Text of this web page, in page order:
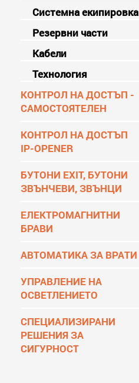
Системна екипировка
Резервни части
Кабели
Технология
КОНТРОЛ НА ДОСТЪП -
САМОСТОЯТЕЛЕН
КОНТРОЛ НА ДОСТЪП
IP-OPENER
БУТОНИ EXIT, БУТОНИ
ЗВЪНЧЕВИ, ЗВЪНЦИ
ЕЛЕКТРОМАГНИТНИ
БРАВИ
АВТОМАТИКА ЗА ВРАТИ
УПРАВЛЕНИЕ НА
ОСВЕТЛЕНИЕТО
СПЕЦИАЛИЗИРАНИ
РЕШЕНИЯ ЗА
СИГУРНОСТ